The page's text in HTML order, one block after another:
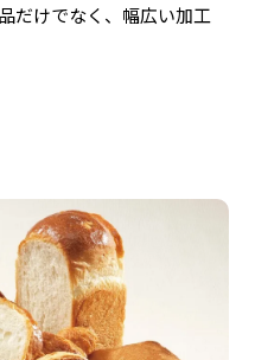
だけでなく、幅広い加工